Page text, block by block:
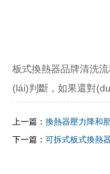
板式換熱器品牌清洗流
(lái)判斷，如果還對
上一篇： 換熱器壓力降和
下一篇： 可拆式板式換熱